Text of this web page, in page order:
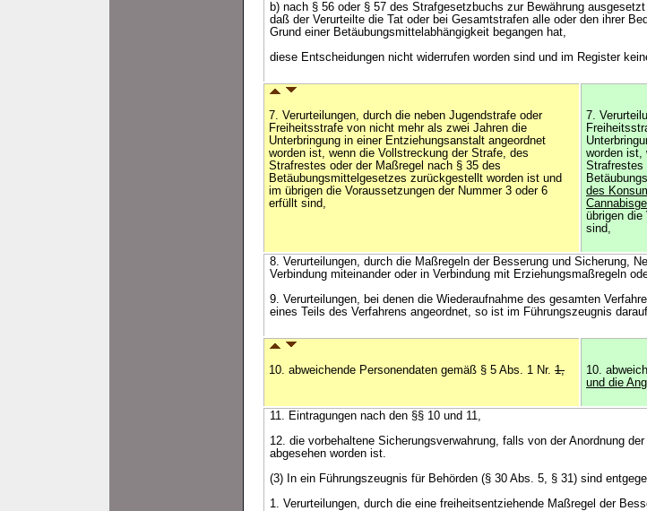
b) nach § 56 oder § 57 des Strafgesetzbuchs zur Bewährung
daß der Verurteilte die Tat oder bei Gesamtstrafen alle oder den ihrer
Grund einer Betäubungsmittelabhängigkeit begangen hat,
diese Entscheidungen nicht widerrufen worden sind und im Register
7. Verurteilungen, durch die neben Jugendstrafe oder
Freiheitsstrafe von nicht mehr als zwei Jahren die
Unterbringung in einer Entziehungsanstalt angeordnet
worden ist, wenn die Vollstreckung der Strafe, des
Strafrestes oder der Maßregel nach § 35 des
Betäubungsmittelgesetzes zurückgestellt worden ist und
im übrigen die Voraussetzungen der Nummer 3 oder 6
erfüllt sind,
7.
worden ist,
Strafrestes
des
übrigen die
sind,
8. Verurteilungen, durch die Maßregeln der Besserung und Sicherung,
Verbindung miteinander oder in Verbindung mit Erziehungsmaßregeln
9. Verurteilungen, bei denen die Wiederaufnahme des gesamten
eines Teils des Verfahrens angeordnet, so ist im Führungszeugnis
10. abweichende Personendaten gemäß § 5 Abs. 1 Nr. 1, 10.
und die
11. Eintragungen nach den §§ 10 und 11,
12. die vorbehaltene Sicherungsverwahrung, falls von der Anordnung
abgesehen worden ist.
(3) In ein Führungszeugnis für Behörden (§ 30 Abs. 5, § 31) sind
1. Verurteilungen, durch die eine freiheitsentziehende Maßregel der